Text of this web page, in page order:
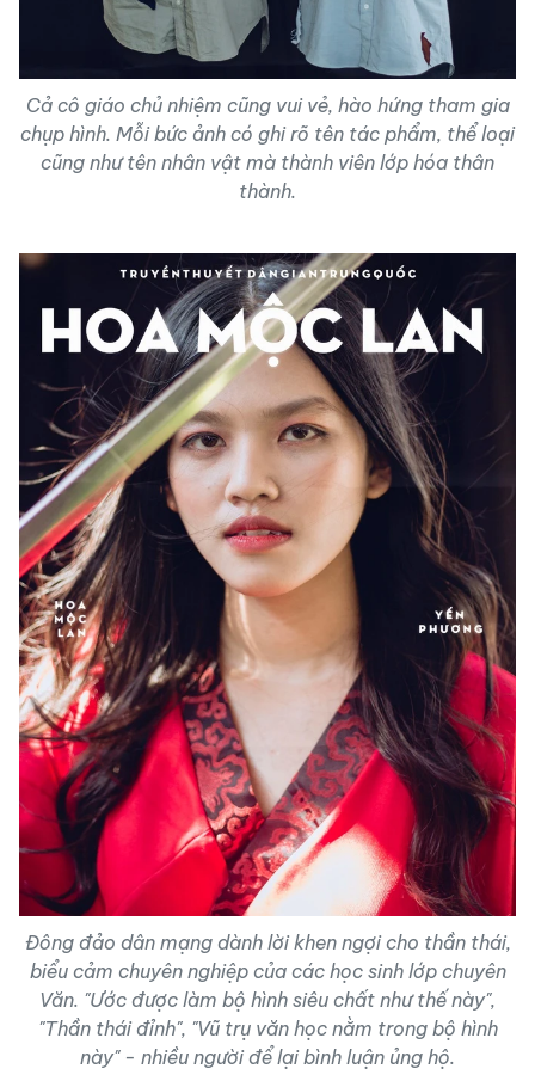
Cả cô giáo chủ nhiệm cũng vui vẻ, hào hứng tham gia
chụp hình. Mỗi bức ảnh có ghi rõ tên tác phẩm, thể loại
cũng như tên nhân vật mà thành viên lớp hóa thân
thành.
Đông đảo dân mạng dành lời khen ngợi cho thần thái,
biểu cảm chuyên nghiệp của các học sinh lớp chuyên
Văn. "Ước được làm bộ hình siêu chất như thế này",
"Thần thái đỉnh", "Vũ trụ văn học nằm trong bộ hình
này" - nhiều người để lại bình luận ủng hộ.